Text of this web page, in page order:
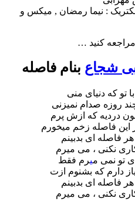
: نیما رمضان , میکس و
کنید …
شجاع بنام فاصله
تو که دنیای منی
روزه صدام نمیزنی
دردیه که ازش پرم
این فاصله زخم میخورم
فاصله ای بدبینم
نکنی ، می میرم
تو نمی میرم فقط
دارم که بشنوم ازت
فاصله ای بدبینم
نکنی ، می میرم